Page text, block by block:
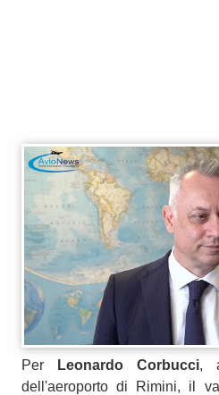
Per Leonardo Corbucci,
dell'aeroporto di Rimini, il